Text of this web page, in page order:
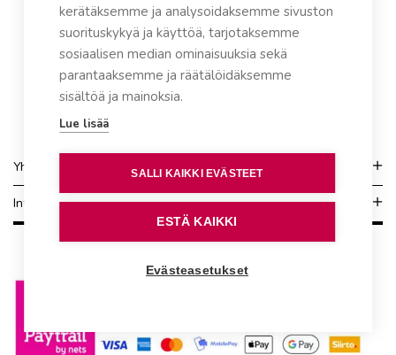
Yhteydenotto
Info
kerätäksemme ja analysoidaksemme sivuston
suorituskykyä ja käyttöä, tarjotaksemme
sosiaalisen median ominaisuuksia sekä
parantaaksemme ja räätälöidäksemme
sisältöä ja mainoksia.
Lue lisää
SALLI KAIKKI EVÄSTEET
ESTÄ KAIKKI
Evästeasetukset